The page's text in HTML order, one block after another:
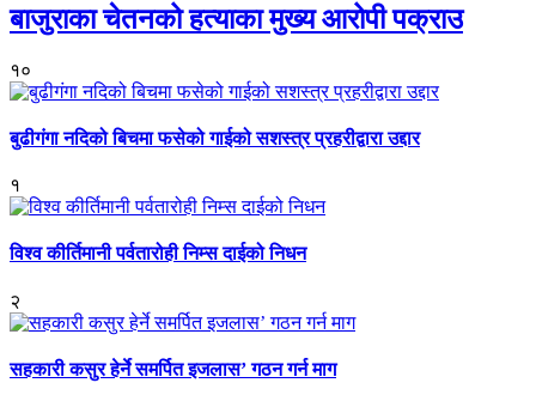
बाजुराका चेतनको हत्याका मुख्य आरोपी पक्राउ
१०
बुढीगंगा नदिको बिचमा फसेको गाईको सशस्त्र प्रहरीद्वारा उद्दार
१
विश्व कीर्तिमानी पर्वतारोही निम्स दाईको निधन
२
सहकारी कसुर हेर्ने समर्पित इजलास’ गठन गर्न माग